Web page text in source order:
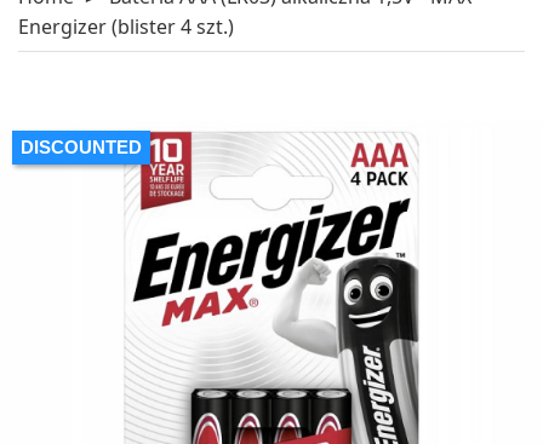
Energizer (blister 4 szt.)
PROMOCJA
DISCOUNTED